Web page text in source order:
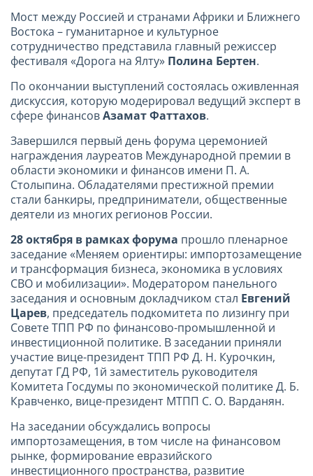
Мост между Россией и странами Африки и Ближнего
Востока – гуманитарное и культурное
сотрудничество представила главный режиссер
фестиваля «Дорога на Ялту» Полина Бертен.
По окончании выступлений состоялась оживленная
дискуссия, которую модерировал ведущий эксперт в
сфере финансовАзамат Фаттахов.
Завершился первый день форума церемонией
награждения лауреатов Международной премии в
области экономики и финансов имени П. А.
Столыпина. Обладателями престижной премии
стали банкиры, предприниматели, общественные
деятели из многих регионов России.
28 октября в рамках форума прошло пленарное
заседание «Меняем ориентиры: импортозамещение
и трансформация бизнеса, экономика в условиях
СВО и мобилизации». Модератором панельного
заседания и основным докладчиком стал Евгений
Царев, председатель подкомитета по лизингу при
Совете ТПП РФ по финансово-промышленной и
инвестиционной политике. В заседании приняли
участие вице-президент ТПП РФ Д. Н. Курочкин,
депутат ГД РФ, 1й заместитель руководителя
Комитета Госдумы по экономической политике Д. Б.
Кравченко, вице-президент МТПП С. О. Варданян.
На заседании обсуждались вопросы
импортозамещения, в том числе на финансовом
рынке, формирование евразийского
инвестиционного пространства, развитие